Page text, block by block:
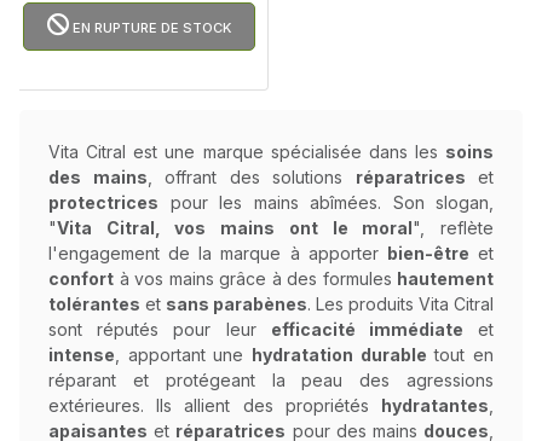
Vita Citral est une marque spécialisée dans les soins
des mains , offrant des solutions réparatrices et
protectrices pour les mains abîmées. Son slogan,
"Vita Citral, vos mains ont le moral", reflète
l'engagement de la marque à apporter bien-être et
confort à vos mains grâce à des formules hautement
tolérantes et sans parabènes. Les produits Vita Citral
sont réputés pour leur efficacité immédiate et
intense , apportant une hydratation durable tout en
réparant et protégeant la peau des agressions
extérieures. Ils allient des propriétés hydratantes
apaisantes et réparatrices pour des mains douces
EN RUPTURE DE STOCK